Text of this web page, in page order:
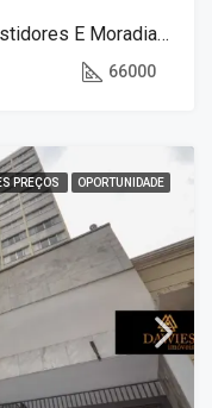
Oportunidade Exclusiva Para Investidores E Moradia – Campo Largo/PR
66000
PREÇOS OPORTUNIDADE